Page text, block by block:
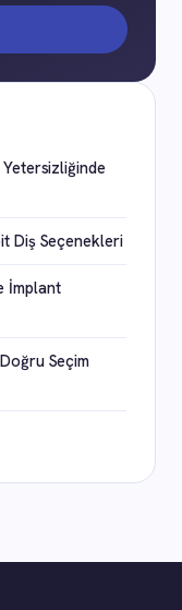
Diş Seçenekleri
İmplant
Seçim